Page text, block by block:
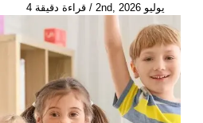
يوليو 2nd, 2026 / قراءة دقيقة 4